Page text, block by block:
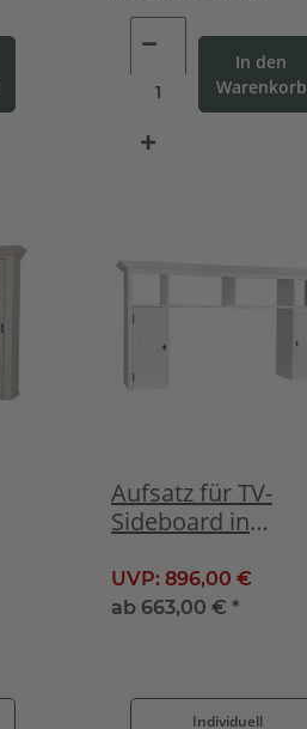
In den
Warenkorb
Aufsatz für TV-
Sideboard in
UVP: 896,00 €
ab 663,00 € *
Individuell